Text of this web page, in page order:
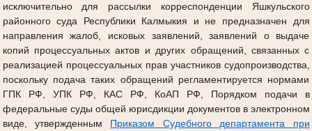
исключительно для рассылки корреспонденции Яшкульского
районного суда Республики Калмыкия и не предназначен для
направления жалоб, исковых заявлений, заявлений о выдаче
копий процессуальных актов и других обращений, связанных с
реализацией процессуальных прав участников судопроизводства,
поскольку подача таких обращений регламентируется нормами
ГПК РФ, УПК РФ, КАС РФ, КоАП РФ, Порядком подачи в
федеральные суды общей юрисдикции документов в электронном
виде, утвержденным Приказом Судебного департамента при